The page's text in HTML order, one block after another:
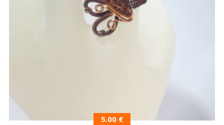
5.00 €